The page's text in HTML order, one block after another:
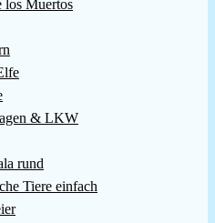
los Muertos
& LKW
rund
Tiere einfach